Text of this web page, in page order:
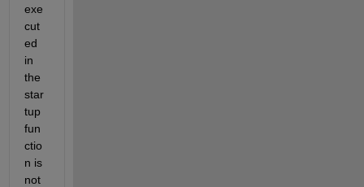
exe
cut
ed
in
the
star
tup
fun
ctio
n is
not